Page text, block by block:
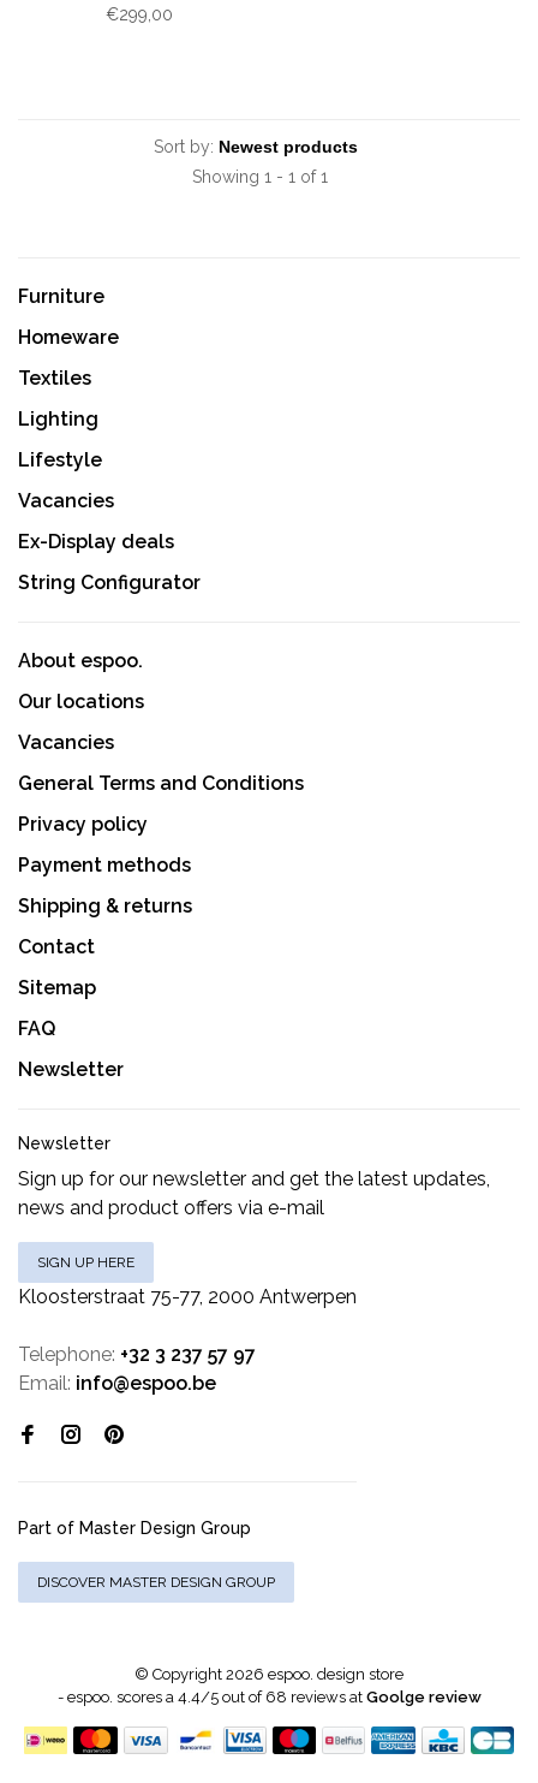
€299,00
Sort by:
Showing 1 - 1 of 1
Furniture
Homeware
Textiles
Lighting
Lifestyle
Vacancies
Ex-Display deals
String Configurator
About espoo.
Our locations
Vacancies
General Terms and Conditions
Privacy policy
Payment methods
Shipping & returns
Contact
Sitemap
FAQ
Newsletter
Newsletter
Sign up for our newsletter and get the latest updates,
news and product offers via e-mail
SIGN UP HERE
Kloosterstraat 75-77, 2000 Antwerpen
Telephone: +32 3 237 57 97
Email: info@espoo.be
Part of Master Design Group
DISCOVER MASTER DESIGN GROUP
© Copyright 2026 espoo. design store
- espoo. scores a4.4/5out of 68 reviews at Goolge review